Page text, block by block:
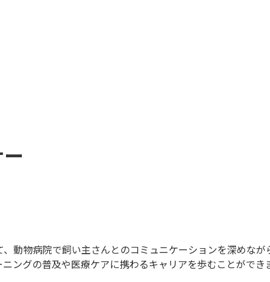
動物病院で飼い主さんとのコミュニケーションを深めな
ングの普及や医療ケアに携わるキャリアを歩むことができ